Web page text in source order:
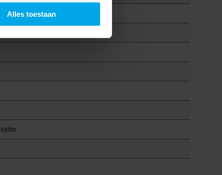
Alles toestaan